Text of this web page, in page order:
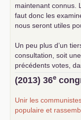
maintenant connus.
faut donc les
nous seront utiles
Un peu plus d’un
consultation, soit
précédents votes,
... lire la suite
(2013) 36e
Unir les
populaire et